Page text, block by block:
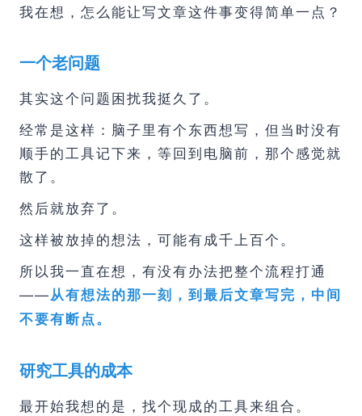
我在想，怎么能让写文章这件事变得简单一点？
一个老问题
其实这个问题困扰我挺久了。
经常是这样：脑子里有个东西想写，但当时没有
顺手的工具记下来，等回到电脑前，那个感觉就
散了。
然后就放弃了。
这样被放掉的想法，可能有成千上百个。
所以我一直在想，有没有办法把整个流程打通
——从有想法的那一刻，到最后文章写完，中间
不要有断点。
研究工具的成本
最开始我想的是，找个现成的工具来组合。